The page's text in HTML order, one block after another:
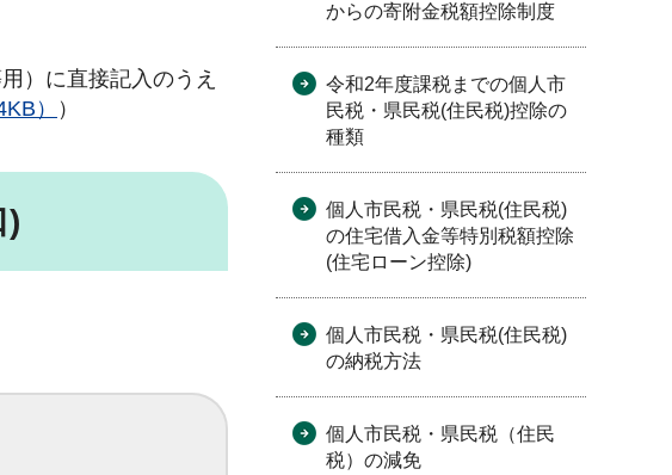
）に直接記入のうえ
） ）
)
からの寄附金税額控除制度
令和2年度課税までの個人市
民税・県民税(住民税)控除の
種類
個人市民税・県民税(住民税)
の住宅借入金等特別税額控除
(住宅ローン控除)
個人市民税・県民税(住民税)
の納税方法
個人市民税・県民税（住民
税）の減免